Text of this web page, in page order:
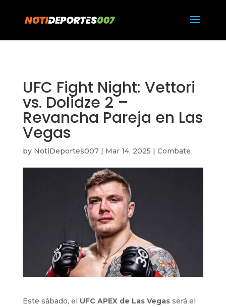
UFC Fight Night: Vettori
vs. Dolidze 2 –
Revancha Pareja en Las
Vegas
by NotiDeportes007| Mar 14, 2025 | Combate
Este sábado, el UFC APEX de Las Vegasserá el